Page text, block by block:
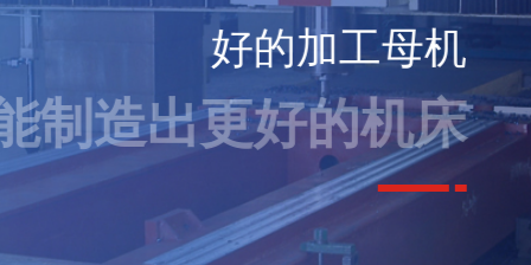
好的加工母机
制造出更好的机床